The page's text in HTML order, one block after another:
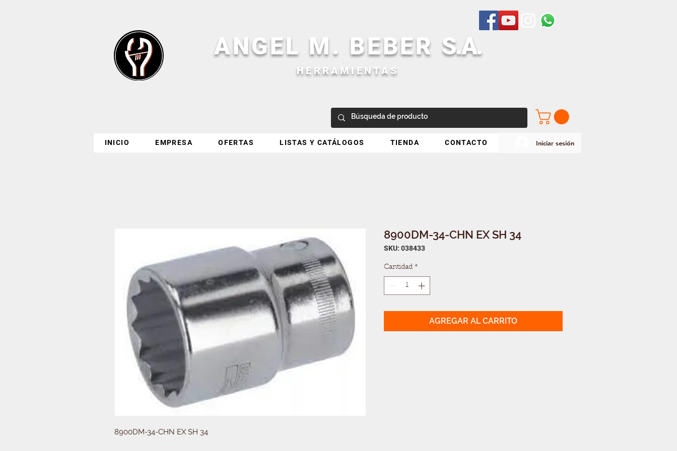
ANGEL M. BEBER S.A.
HERRAMIENTAS
INICIO EMPRESA OFERTAS LISTAS Y CATÁLOGOS TIENDA CONTACTO Iniciar sesión
8900DM-34-CHN EX SH 34
8900DM-34-CHN EX SH 34
SKU: 038433
Cantidad *
AGREGAR AL CARRITO